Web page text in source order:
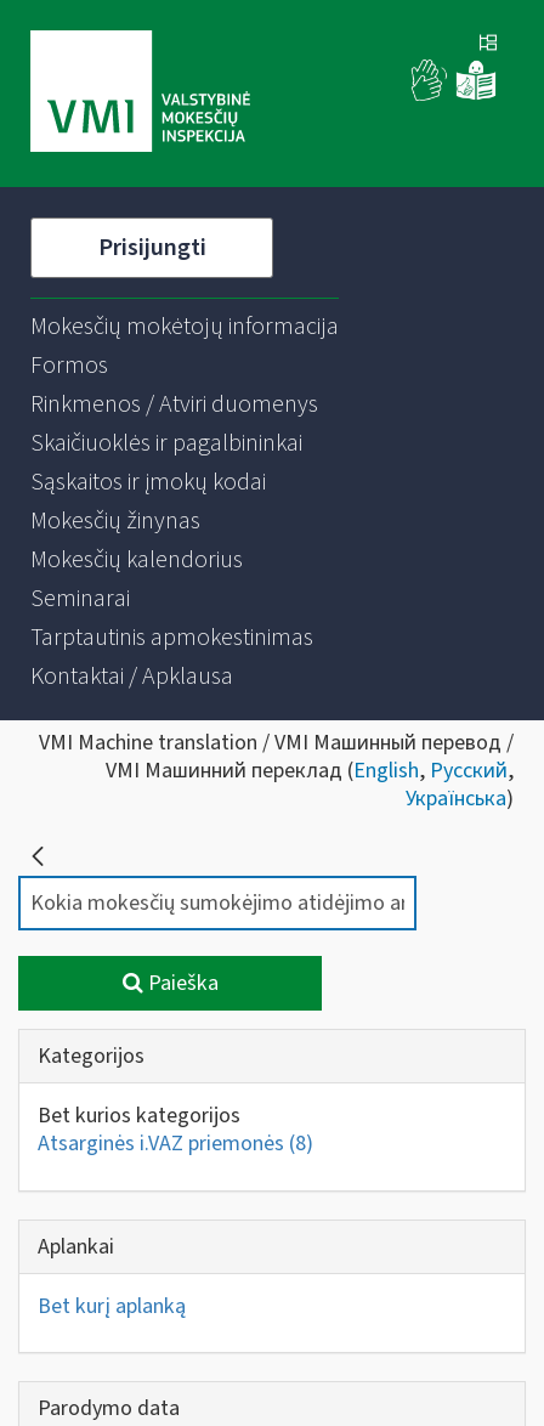
Prisijungti
Mokesčių mokėtojų informacija
Formos
Rinkmenos / Atviri duomenys
Skaičiuoklės ir pagalbininkai
Sąskaitos ir įmokų kodai
Mokesčių žinynas
Mokesčių kalendorius
Seminarai
Tarptautinis apmokestinimas
Kontaktai / Apklausa
VMI Machine translation / VMI Машинный перевод /
VMI Машинний переклад (English, Русский,
Українська)
Paieška
Kategorijos
Bet kurios kategorijos
Atsarginės i.VAZ priemonės (8)
Aplankai
Bet kurį aplanką
Parodymo data